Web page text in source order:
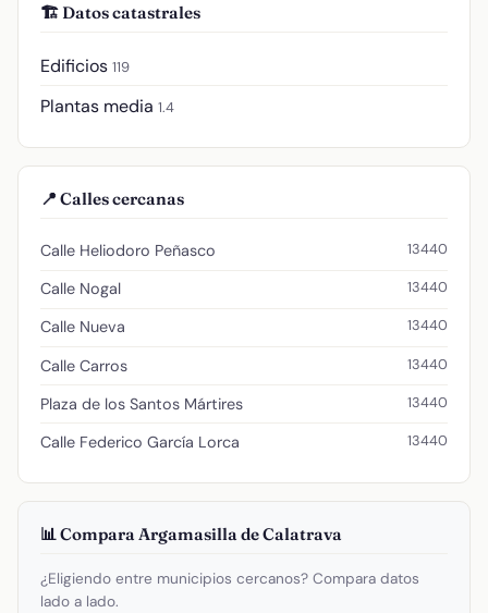
🏗️ Datos catastrales
Edificios 119
Plantas media 1.4
📍 Calles cercanas
Calle Heliodoro Peñasco 13440
Calle Nogal 13440
Calle Nueva 13440
Calle Carros 13440
Plaza de los Santos Mártires 13440
Calle Federico García Lorca 13440
📊 Compara Argamasilla de Calatrava
¿Eligiendo entre municipios cercanos? Compara datos
lado a lado.